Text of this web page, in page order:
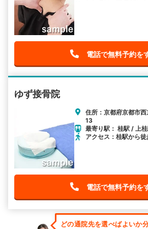
電話で無料予約を
ゆず接骨院
住所：京都府京都市
13
最寄り駅： 桂駅 / 上
アクセス：桂駅から
電話で無料予約を
どの通院先を選べばよいか